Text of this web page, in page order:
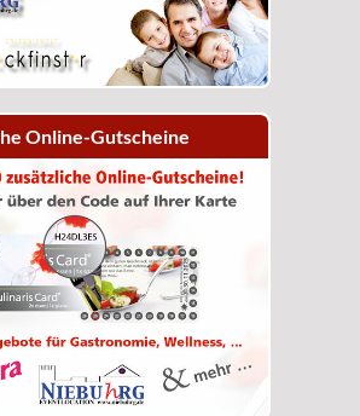
Online-Gutscheine